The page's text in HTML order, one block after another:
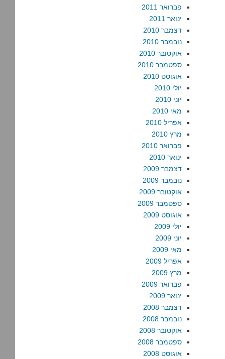
פברואר 2011
ינואר 2011
דצמבר 2010
נובמבר 2010
אוקטובר 2010
ספטמבר 2010
אוגוסט 2010
יולי 2010
יוני 2010
מאי 2010
אפריל 2010
מרץ 2010
פברואר 2010
ינואר 2010
דצמבר 2009
נובמבר 2009
אוקטובר 2009
ספטמבר 2009
אוגוסט 2009
יולי 2009
יוני 2009
מאי 2009
אפריל 2009
מרץ 2009
פברואר 2009
ינואר 2009
דצמבר 2008
נובמבר 2008
אוקטובר 2008
ספטמבר 2008
אוגוסט 2008